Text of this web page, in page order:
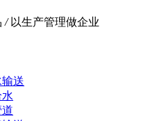
/以生产管理做企业
送